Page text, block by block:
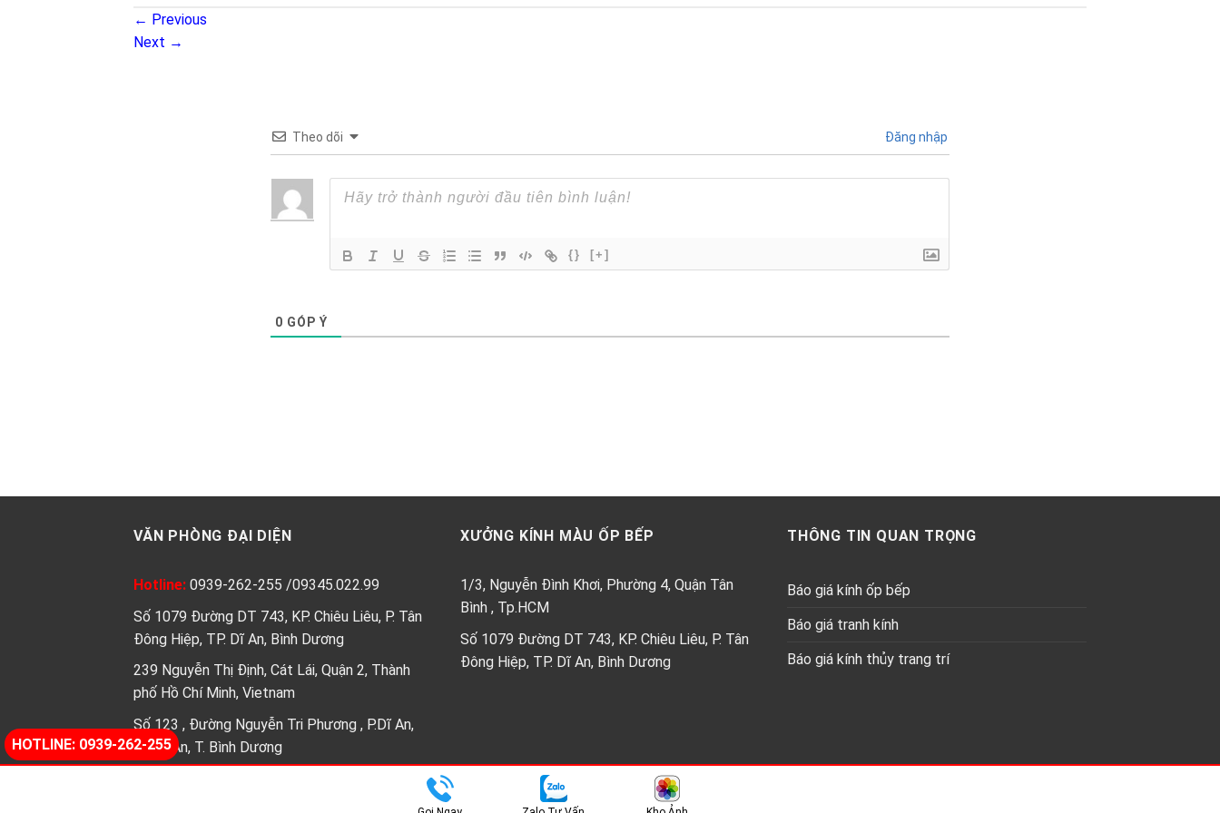
← Previous
Next →
Theo dõi Đăng nhập
{} [+]
0 GÓP Ý
HOTLINE: 0939-262-255
VĂN PHÒNG ĐẠI DIỆN
Hotline: 0939-262-255 /09345.022.99
Số 1079 Đường DT 743, KP. Chiêu Liêu, P. Tân
Đông Hiệp, TP. Dĩ An, Bình Dương
239 Nguyễn Thị Định, Cát Lái, Quận 2, Thành
phố Hồ Chí Minh, Vietnam
Số 123 , Đường Nguyễn Tri Phương , P.Dĩ An,
Tp.Dĩ An, T. Bình Dương
XƯỞNG KÍNH MÀU ỐP BẾP
1/3, Nguyễn Đình Khơi, Phường 4, Quận Tân
Bình , Tp.HCM
Số 1079 Đường DT 743, KP. Chiêu Liêu, P. Tân
Đông Hiệp, TP. Dĩ An, Bình Dương
THÔNG TIN QUAN TRỌNG
Báo giá kính ốp bếp
Báo giá tranh kính
Báo giá kính thủy trang trí
Copyright 2026 © Kính ốp bêp Thành Phát